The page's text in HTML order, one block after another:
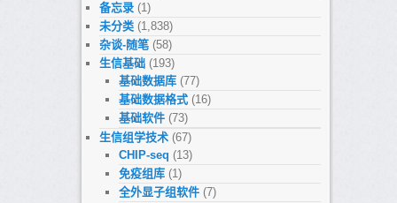
备忘录(1)
未分类(1,838)
杂谈-随笔(58)
生信基础(193)
基础数据库 (77)
基础数据格式 (16)
基础软件 (73)
生信组学技术(67)
CHIP-seq (13)
免疫组库 (1)
全外显子组软件 (7)